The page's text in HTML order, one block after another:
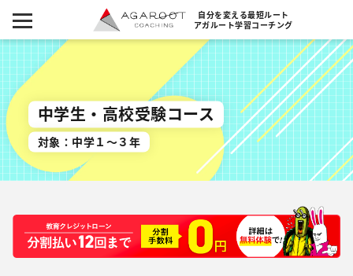
自分を変える最短ルート
アガルート学習コーチング
中学生・高校受験コース
対象：中学１～３年